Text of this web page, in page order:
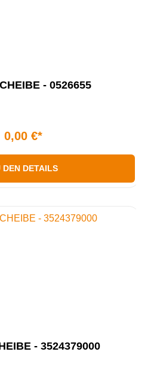
- 0526655
0,00 €*
DEN DETAILS
FRONTSCHEIBE - 3524379000